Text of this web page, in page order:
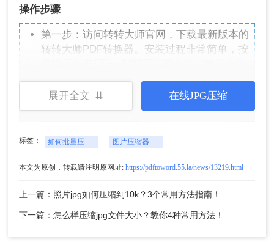
操作步骤
第一步：访问转转大师官网，下载最新版本的
转转大师PDF转换器。安装过程非常简单，按
时选择非系统盘，避免占用C盘空间。
第二步：打开软件后，在主界面找到"图片压
件"按钮，可以选择单个文件或整个文件夹。如
果jpg照片分散在不同文件夹，可以重复添加，
展开全文 ⇊ 在线JPG压缩
标签： 如何批量压缩jpg照片 图片压缩器在线
本文为原创，转载请注明原网址: https://pdftoword.55.la/news/13219.html
上一篇：照片jpg如何压缩到10k？3个常用方法指南！
下一篇：怎么样压缩jpg文件大小？教你4种常用方法！